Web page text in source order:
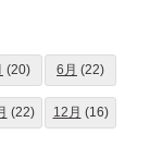
(20) 6月 (22)
(22) 12月 (16)